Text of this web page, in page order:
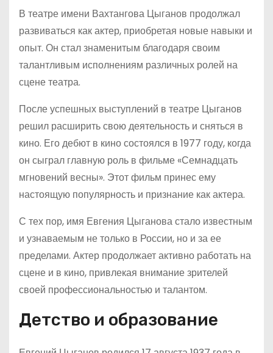
В театре имени Вахтангова Цыганов продолжал
развиваться как актер, приобретая новые навыки и
опыт. Он стал знаменитым благодаря своим
талантливым исполнениям различных ролей на
сцене театра.
После успешных выступлений в театре Цыганов
решил расширить свою деятельность и сняться в
кино. Его дебют в кино состоялся в 1977 году, когда
он сыграл главную роль в фильме «Семнадцать
мгновений весны». Этот фильм принес ему
настоящую популярность и признание как актера.
С тех пор, имя Евгения Цыганова стало известным
и узнаваемым не только в России, но и за ее
пределами. Актер продолжает активно работать на
сцене и в кино, привлекая внимание зрителей
своей профессиональностью и талантом.
Детство и образование